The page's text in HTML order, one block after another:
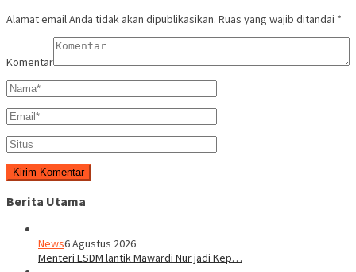
Alamat email Anda tidak akan dipublikasikan. Ruas yang wajib ditandai *
Komentar
Berita Utama
News6 Agustus 2026
Menteri ESDM lantik Mawardi Nur jadi Kep…